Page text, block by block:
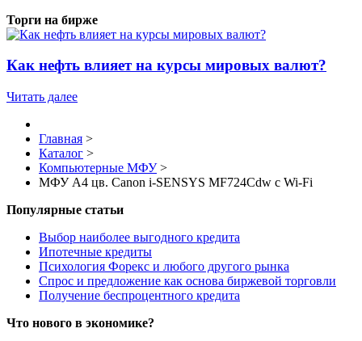
Торги на бирже
Как нефть влияет на курсы мировых валют?
Читать далее
Главная >
Каталог >
Компьютерные МФУ >
МФУ А4 цв. Canon i-SENSYS MF724Cdw c Wi-Fi
Популярные статьи
Выбор наиболее выгодного кредита
Ипотечные кредиты
Психология Форекс и любого другого рынка
Спрос и предложение как основа биржевой торговли
Получение беспроцентного кредита
Что нового в экономике?